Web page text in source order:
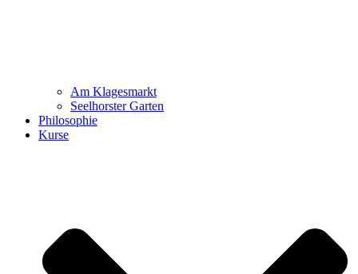
Am Klagesmarkt
Seelhorster Garten
Philosophie
Kurse